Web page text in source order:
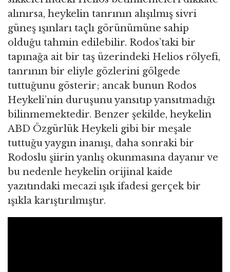
alınırsa, heykelin tanrının alışılmış sivri
güneş ışınları taçlı görünümüne sahip
olduğu tahmin edilebilir. Rodos’taki bir
tapınağa ait bir taş üzerindeki Helios rölyefi,
tanrının bir eliyle gözlerini gölgede
tuttuğunu gösterir; ancak bunun Rodos
Heykeli’nin duruşunu yansıtıp yansıtmadığı
bilinmemektedir. Benzer şekilde, heykelin
ABD Özgürlük Heykeli gibi bir meşale
tuttuğu yaygın inanışı, daha sonraki bir
Rodoslu şiirin yanlış okunmasına dayanır ve
bu nedenle heykelin orijinal kaide
yazıtındaki mecazi ışık ifadesi gerçek bir
ışıkla karıştırılmıştır.